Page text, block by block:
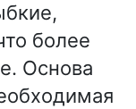
более
Основа